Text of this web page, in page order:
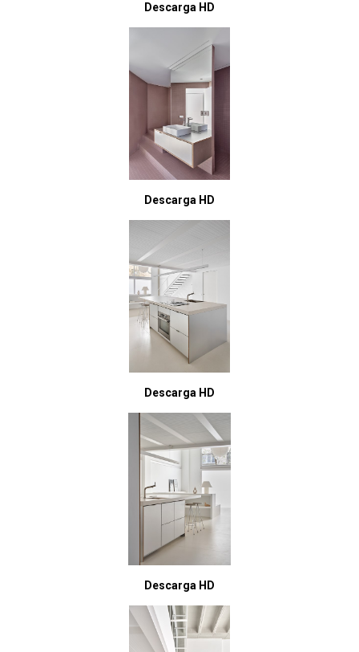
Descarga HD
Descarga HD
Descarga HD
Descarga HD